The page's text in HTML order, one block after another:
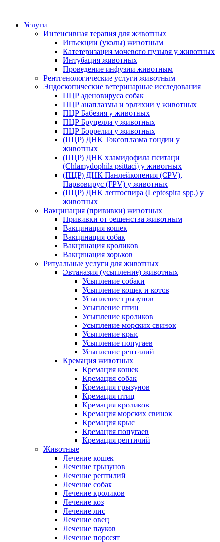
Услуги
Интенсивная терапия для животных
Инъекции (уколы) животным
Катетеризация мочевого пузыря у животных
Интубация животных
Проведение инфузии животным
Рентгенологические услуги животным
Эндоскопические ветеринарные исследования
ПЦР аденовируса собак
ПЦР анаплазмы и эрлихии у животных
ПЦР Бабезия у животных
ПЦР Бруцелла у животных
ПЦР Боррелия у животных
(ПЦР) ДНК Токсоплазма гондии у
животных
(ПЦР) ДНК хламидофила пситаци
(Chlamydophila psittaci) у животных
(ПЦР) ДНК Панлейкопения (CPV),
Парвовирус (FPV) у животных
(ПЦР) ДНК лептоспира (Leptospira spp.) у
животных
Вакцинация (прививки) животных
Прививки от бешенства животным
Вакцинация кошек
Вакцинация собак
Вакцинация кроликов
Вакцинация хорьков
Ритуальные услуги для животных
Эвтаназия (усыпление) животных
Усыпление собаки
Усыпление кошек и котов
Усыпление грызунов
Усыпление птиц
Усыпление кроликов
Усыпление морских свинок
Усыпление крыс
Усыпление попугаев
Усыпление рептилий
Кремация животных
Кремация кошек
Кремация собак
Кремация грызунов
Кремация птиц
Кремация кроликов
Кремация морских свинок
Кремация крыс
Кремация попугаев
Кремация рептилий
Животные
Лечение кошек
Лечение грызунов
Лечение рептилий
Лечение собак
Лечение кроликов
Лечение коз
Лечение лис
Лечение овец
Лечение пауков
Лечение поросят